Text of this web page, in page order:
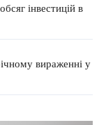
інвестицій в
вираженні у